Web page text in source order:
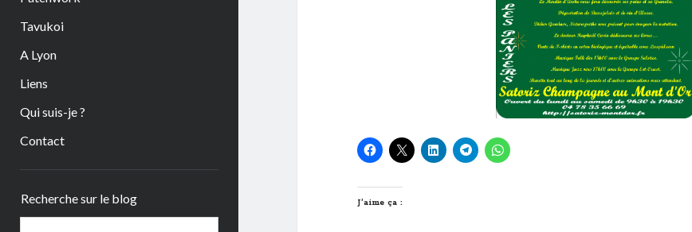
Tavukoi
A Lyon
Liens
Qui suis-je ?
Contact
Recherche sur le blog
J’aime ça :